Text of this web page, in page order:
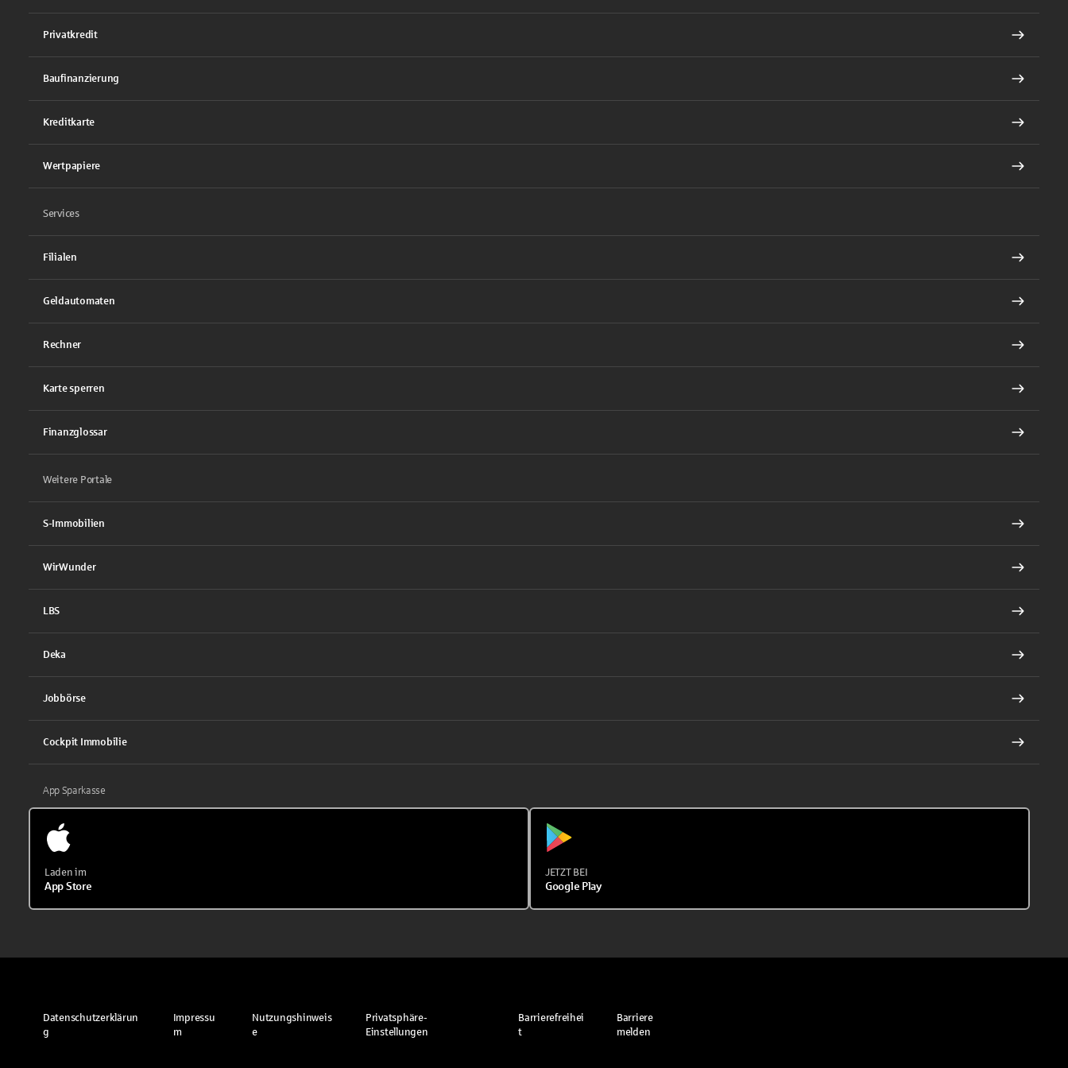
Privatkredit
Baufinanzierung
Kreditkarte
Wertpapiere
Services
Filialen
Geldautomaten
Rechner
Karte sperren
Finanzglossar
Weitere Portale
S-Immobilien
WirWunder
LBS
Deka
Jobbörse
Cockpit Immobilie
App Sparkasse
Laden im
App Store
JETZT BEI
Google Play
Datenschutzerklärun
g
Impressu
m
Nutzungshinweis
e
Privatsphäre-
Einstellungen
Barrierefreihei
t
Barriere
melden